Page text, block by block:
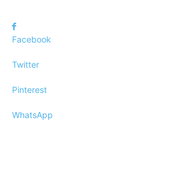
Facebook
Twitter
Pinterest
WhatsApp